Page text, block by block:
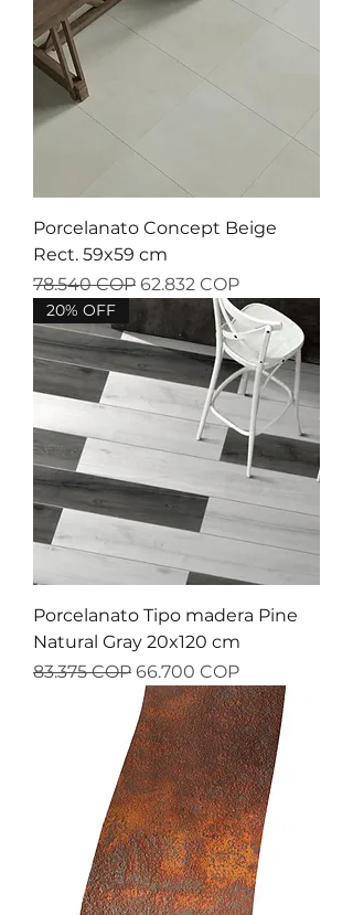
Porcelanato Concept Beige
Rect. 59x59 cm
Precio
78.540 COP Precio de oferta
62.832 COP
20% OFF
Porcelanato Tipo madera Pine
Natural Gray 20x120 cm
Precio
83.375 COP Precio de oferta
66.700 COP